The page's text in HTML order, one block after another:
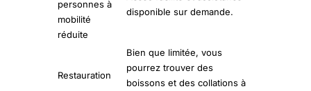
personnes à
mobilité
réduite
disponible sur demande.
Restauration
Bien que limitée, vous
pourrez trouver des
boissons et des collations à